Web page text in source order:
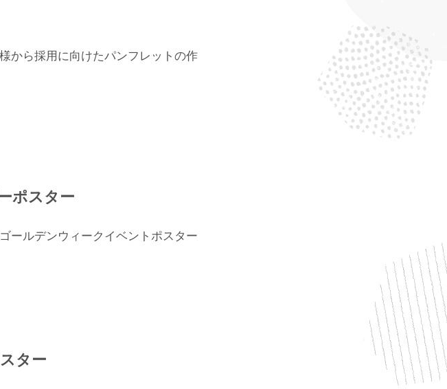
から採用に向けたパンフレットの作
ポスター
ールデンウィークイベントポスター
ター